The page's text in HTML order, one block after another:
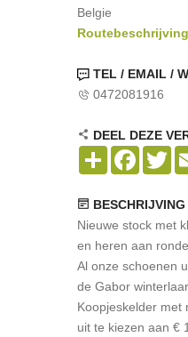
Belgie
Routebeschrijving
TEL / EMAIL /
0472081916
DEEL DEZE
Share
BESCHRIJVING
Nieuwe stock met
en heren aan
Al onze schoenen
de Gabor
Koopjeskelder met
uit te kiezen aan €